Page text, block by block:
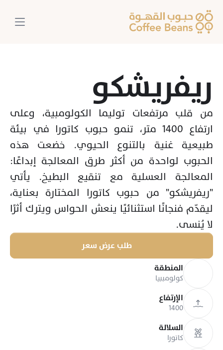
ريفريشكو
لا يُنسى.
طلب عرض سعر
المنطقة
كولومببيا
الإرتفاع
1400
السلالة
كاتورا